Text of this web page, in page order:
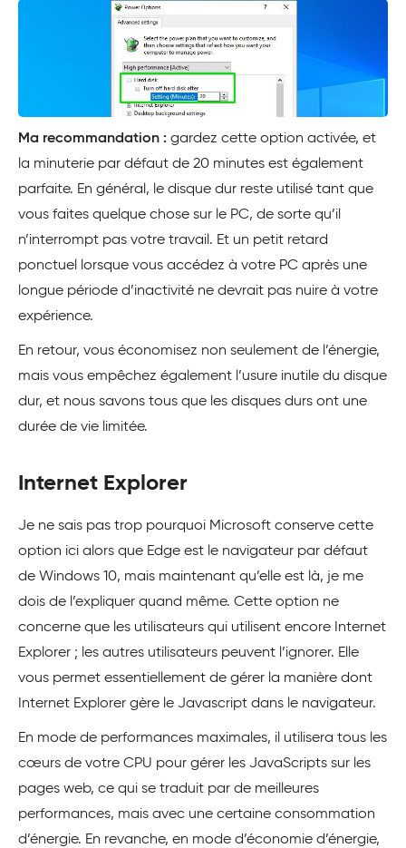
Ma recommandation : gardez cette option activée, et
la minuterie par défaut de 20 minutes est également
parfaite. En général, le disque dur reste utilisé tant que
vous faites quelque chose sur le PC, de sorte qu’il
n’interrompt pas votre travail. Et un petit retard
ponctuel lorsque vous accédez à votre PC après une
longue période d’inactivité ne devrait pas nuire à votre
expérience.
En retour, vous économisez non seulement de l’énergie,
mais vous empêchez également l’usure inutile du disque
dur, et nous savons tous que les disques durs ont une
durée de vie limitée.
Internet Explorer
Je ne sais pas trop pourquoi Microsoft conserve cette
option ici alors que Edge est le navigateur par défaut
de Windows 10, mais maintenant qu’elle est là, je me
dois de l’expliquer quand même. Cette option ne
concerne que les utilisateurs qui utilisent encore Internet
Explorer ; les autres utilisateurs peuvent l’ignorer. Elle
vous permet essentiellement de gérer la manière dont
Internet Explorer gère le Javascript dans le navigateur.
En mode de performances maximales, il utilisera tous les
cœurs de votre CPU pour gérer les JavaScripts sur les
pages web, ce qui se traduit par de meilleures
performances, mais avec une certaine consommation
d’énergie. En revanche, en mode d’économie d’énergie,